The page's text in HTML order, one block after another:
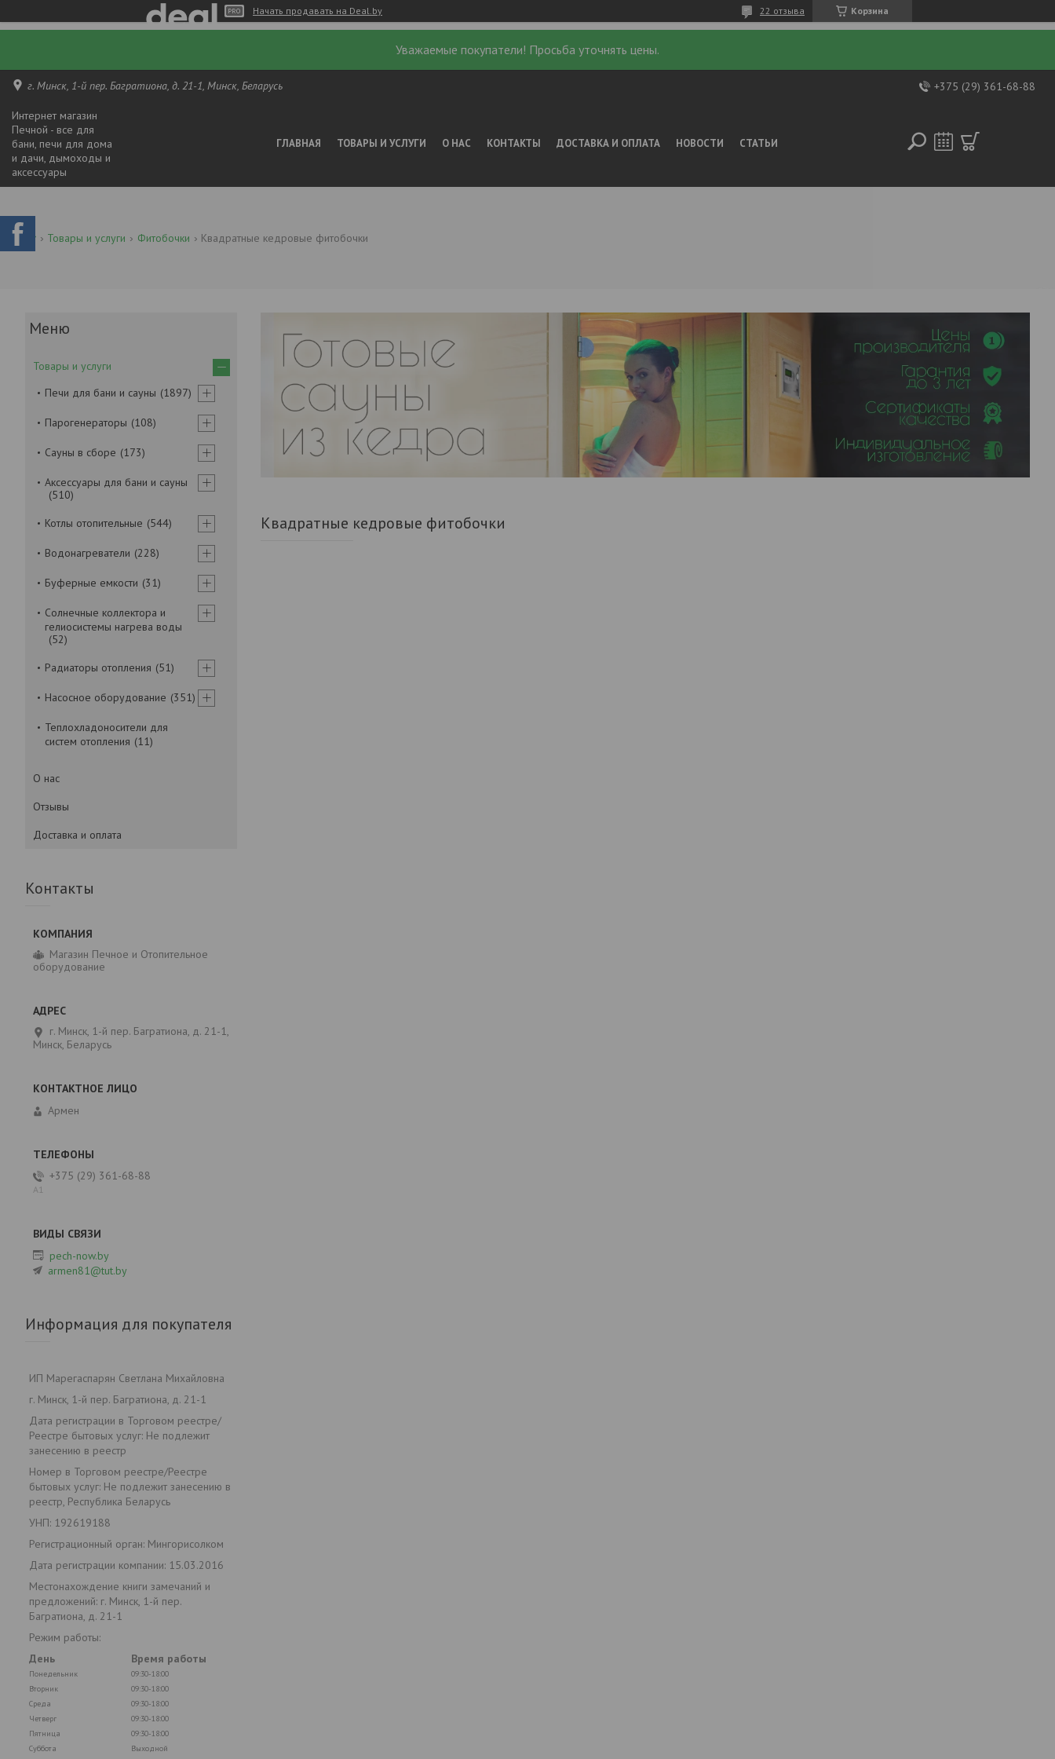
Начать продавать на Deal.by Корзина
22 отзыва
Уважаемые покупатели! Просьба уточнять цены.
г. Минск, 1-й пер. Багратиона, д. 21-1, Минск, Беларусь +375 (29) 361-68-88
Интернет магазин
Печной - все для
бани, печи для дома
и дачи, дымоходы и
аксессуары
ГЛАВНАЯ ТОВАРЫ И УСЛУГИ О НАС КОНТАКТЫ ДОСТАВКА И ОПЛАТА НОВОСТИ СТАТЬИ
Товары и услуги Фитобочки Квадратные кедровые фитобочки
Квадратные кедровые фитобочки
Товары и услуги
Печи для бани и сауны
1897
Парогенераторы 108
Сауны в сборе 173
Аксессуары для бани и сауны
510
Котлы отопительные
544
Водонагреватели 228
Буферные емкости 31
Солнечные коллектора и
гелиосистемы нагрева воды
52
Радиаторы отопления
51
Насосное оборудование 351
Теплохладоносители для
систем отопления
11
О нас
Отзывы
Доставка и оплата
Контакты
Магазин Печное и Отопительное
оборудование
г. Минск, 1-й пер. Багратиона, д. 21-1,
Минск, Беларусь
Армен
+375 (29) 361-68-88
А1
pech-now.by
armen81@tut.by
Информация для покупателя
ИП Марегаспарян Светлана Михайловна
г. Минск, 1-й пер. Багратиона, д. 21-1
Дата регистрации в Торговом реестре/
Реестре бытовых услуг: Не подлежит
занесению в реестр
Номер в Торговом реестре/Реестре
бытовых услуг: Не подлежит занесению в
реестр, Республика Беларусь
УНП: 192619188
Регистрационный орган: Мингорисолком
Дата регистрации компании: 15.03.2016
Местонахождение книги замечаний и
предложений: г. Минск, 1-й пер.
Багратиона, д. 21-1
Режим работы:
День
Время работы
Понедельник
09:30-18:00
Вторник
09:30-18:00
Среда
09:30-18:00
Четверг
09:30-18:00
Пятница
09:30-18:00
Суббота
Выходной